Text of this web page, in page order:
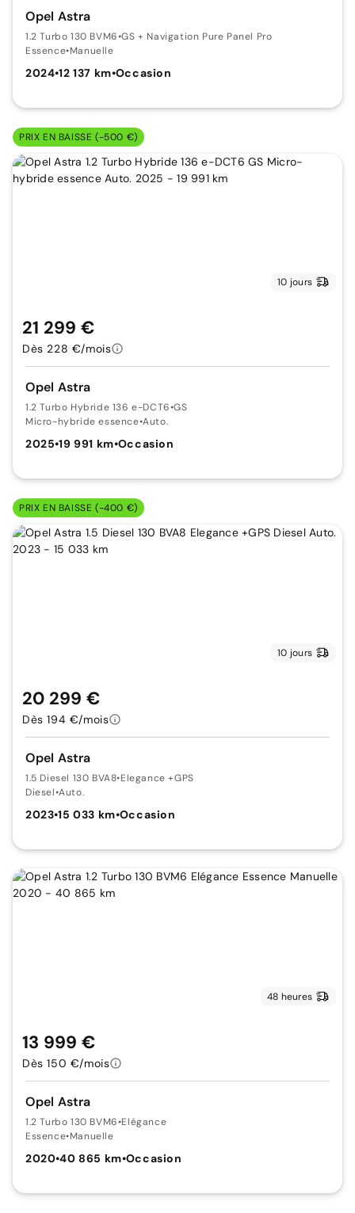
Opel Astra
1.2 Turbo 130 BVM6•GS + Navigation Pure Panel Pro
Essence•Manuelle
2024•12 137 km•Occasion
PRIX EN BAISSE (-500 €)
10 jours
Opel Astra
1.2 Turbo Hybride 136 e-DCT6•GS
Micro-hybride essence•Auto.
2025•19 991 km•Occasion
21 299 €
Dès 228 €/mois
PRIX EN BAISSE (-400 €)
10 jours
Opel Astra
1.5 Diesel 130 BVA8•Elegance +GPS
Diesel•Auto.
2023•15 033 km•Occasion
20 299 €
Dès 194 €/mois
48 heures
Opel Astra
1.2 Turbo 130 BVM6•Elégance
Essence•Manuelle
2020•40 865 km•Occasion
13 999 €
Dès 150 €/mois